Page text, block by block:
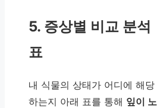
5. 증상별 비교 분석
표
내 식물의 상태가 어디에 해당
하는지 아래 표를 통해 잎이 노